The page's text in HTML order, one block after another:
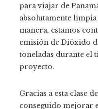
para viajar de
absolutamente limpia
manera, estamos
emisión de Dióxido
toneladas durante el
proyecto.
Gracias a esta clase
conseguido mejorar